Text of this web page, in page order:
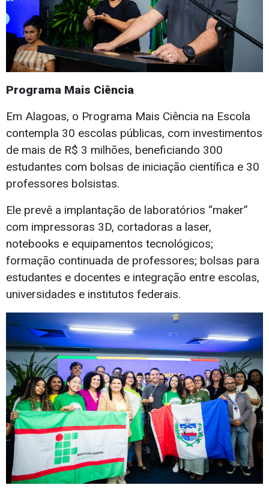
Programa Mais Ciência
Em Alagoas, o Programa Mais Ciência na Escola
contempla 30 escolas públicas, com investimentos
de mais de R$ 3 milhões, beneficiando 300
estudantes com bolsas de iniciação científica e 30
professores bolsistas.
Ele prevê a implantação de laboratórios “maker”
com impressoras 3D, cortadoras a laser,
notebooks e equipamentos tecnológicos;
formação continuada de professores; bolsas para
estudantes e docentes e integração entre escolas,
universidades e institutos federais.